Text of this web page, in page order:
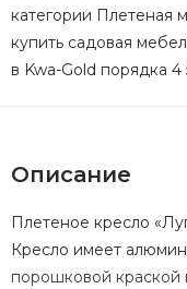
категории Плетеная
купить садовая
в Kwa-Gold порядка
Описание
Плетеное кресло
Кресло имеет
порошковой краской